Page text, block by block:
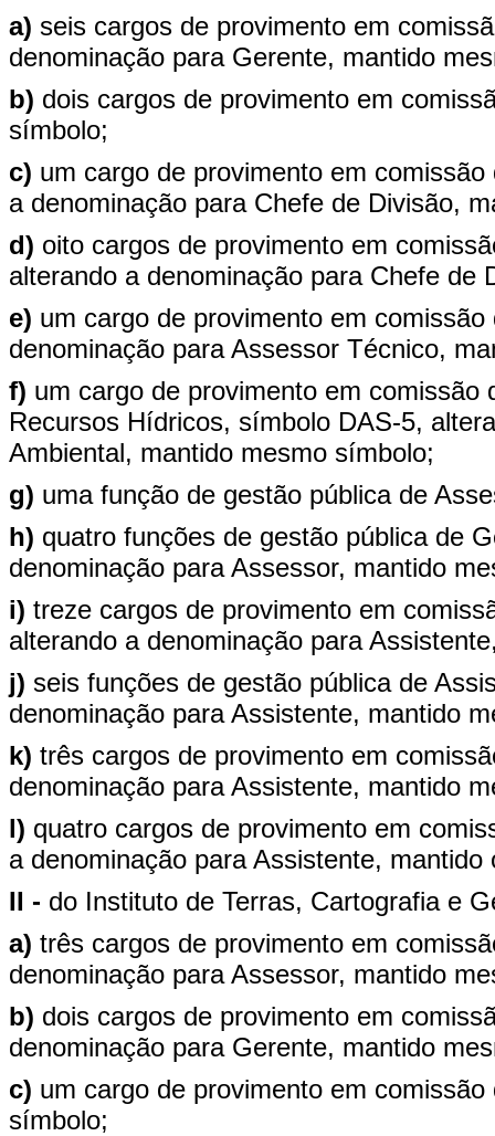
a) seis cargos de provimento em
denominação para Gerente, mantido
b) dois cargos de provimento em
símbolo;
c) um cargo de provimento em
a denominação para Chefe de Divisão,
d) oito cargos de provimento em
alterando a denominação para Chefe de
e) um cargo de provimento em
denominação para Assessor Técnico,
f) um cargo de provimento em
Recursos Hídricos, símbolo DAS-5,
Ambiental, mantido mesmo símbolo;
g) uma função de gestão pública de
h) quatro funções de gestão pública de
denominação para Assessor, mantido
i) treze cargos de provimento em
alterando a denominação para
j) seis funções de gestão pública de
denominação para Assistente, mantido
k) três cargos de provimento em
denominação para Assistente, mantido
l) quatro cargos de provimento em
a denominação para Assistente,
II - do Instituto de Terras, Cartografia e
a) três cargos de provimento em
denominação para Assessor, mantido
b) dois cargos de provimento em
denominação para Gerente, mantido
c) um cargo de provimento em
símbolo;